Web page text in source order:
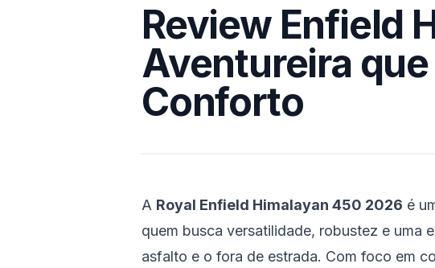
Review Enfield
Aventureira
Conforto
A Royal Enfield Himalayan 450 2026 é
quem busca versatilidade, robustez e uma
asfalto e o fora de estrada. Com foco em